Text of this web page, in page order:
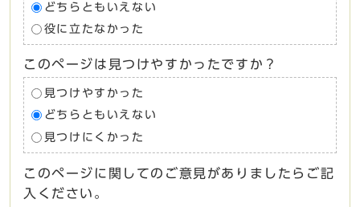
どちらともいえない
役に立たなかった
このページは見つけやすかったですか？
見つけやすかった
どちらともいえない
見つけにくかった
このページに関してのご意見がありましたらご記
入ください。